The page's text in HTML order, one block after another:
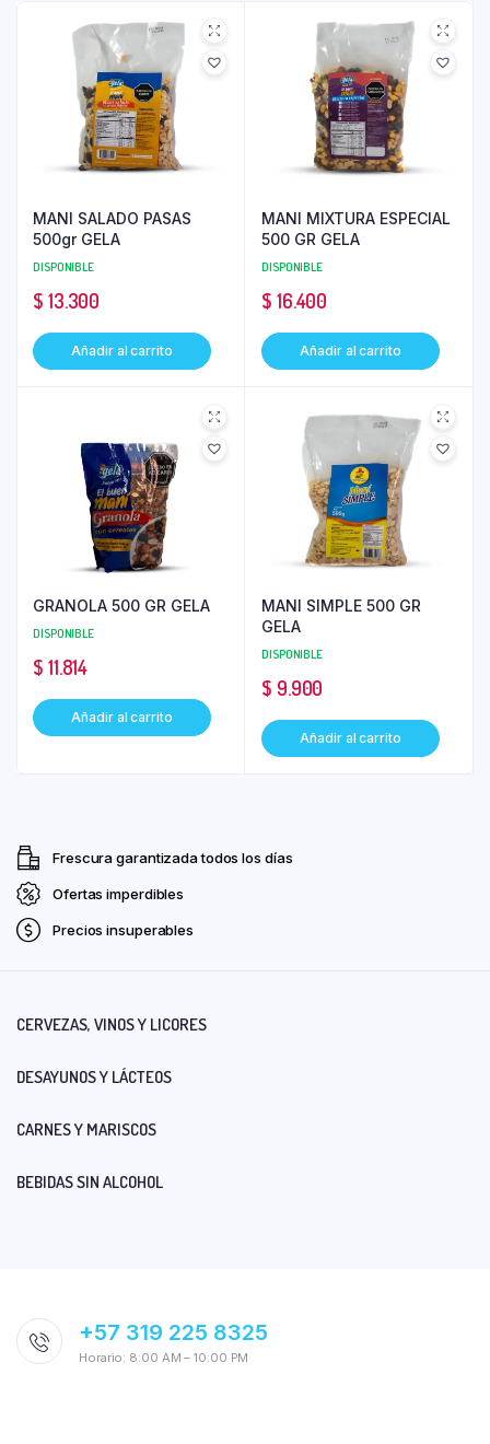
MANI SALADO PASAS
500gr GELA
DISPONIBLE
$ 13.300
Añadir al carrito
MANI MIXTURA ESPECIAL
500 GR GELA
DISPONIBLE
$ 16.400
Añadir al carrito
GRANOLA 500 GR GELA
DISPONIBLE
$ 11.814
Añadir al carrito
MANI SIMPLE 500 GR
GELA
DISPONIBLE
$ 9.900
Añadir al carrito
Frescura garantizada todos los días
Ofertas imperdibles
Precios insuperables
CERVEZAS, VINOS Y LICORES
DESAYUNOS Y LÁCTEOS
CARNES Y MARISCOS
BEBIDAS SIN ALCOHOL
+57 319 225 8325
Horario: 8:00 AM – 10:00 PM